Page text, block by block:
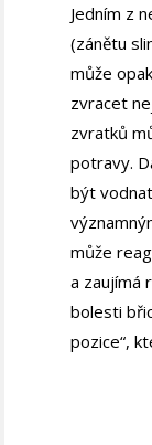
Jedním z
(zánětu
může
zvracet
zvratků
potravy.
být
může
a zaujímá
bolesti
pozice“,